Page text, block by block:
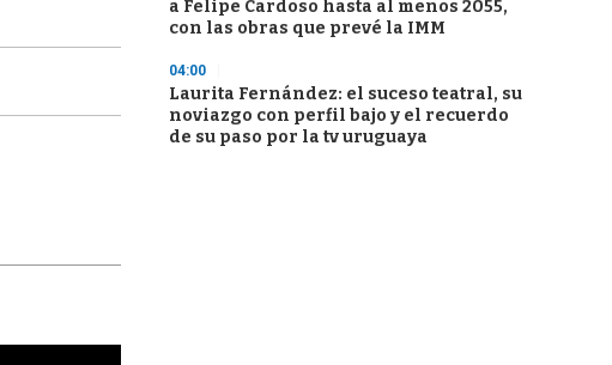
a Felipe Cardoso hasta al menos 2055,
con las obras que prevé la IMM
04:00
Laurita Fernández: el suceso teatral, su
noviazgo con perfil bajo y el recuerdo
de su paso por la tv uruguaya